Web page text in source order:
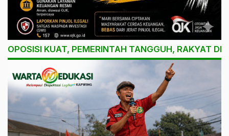
OPOSISI KUAT, PEMERINTAH TANGGUH, RAKYAT